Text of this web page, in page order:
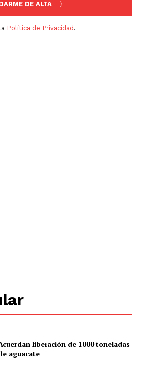
/ Financiación
DARME DE ALTA
Política de Privacidad .
liberación de 1000 toneladas
aguacate